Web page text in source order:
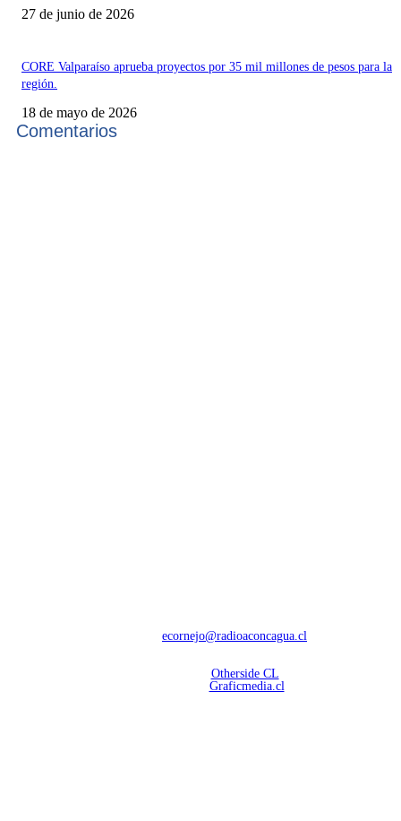
27 de junio de 2026
CORE Valparaíso aprueba proyectos por 35 mil millones de pesos para la
región.
18 de mayo de 2026
Comentarios
ecornejo@radioaconcagua.cl
Otherside CL
Graficmedia.cl